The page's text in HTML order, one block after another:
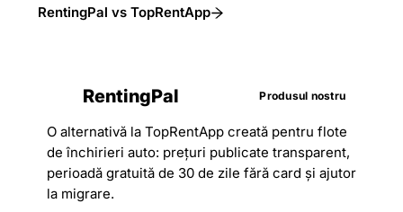
RentingPal vs TopRentApp
RentingPal Produsul nostru
O alternativă la TopRentApp creată pentru flote
de închirieri auto: prețuri publicate transparent,
perioadă gratuită de 30 de zile fără card și ajutor
la migrare.